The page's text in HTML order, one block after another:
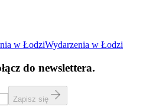
w ŁodziWydarzenia w Łodzi
do newslettera.
Zapisz się